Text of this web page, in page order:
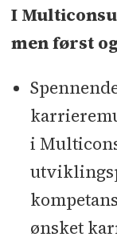
I
men først
i
ønsket